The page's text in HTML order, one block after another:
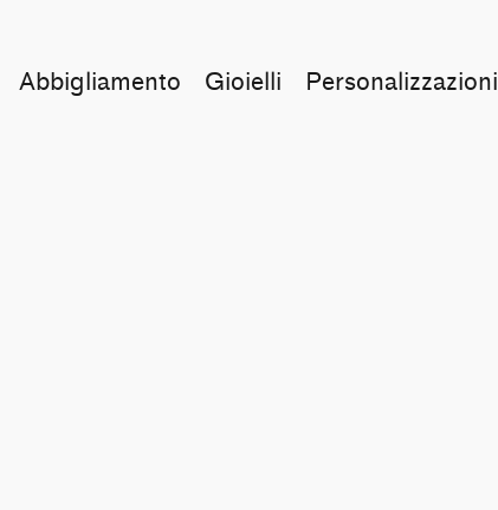
Abbigliamento Gioielli Personalizzazioni